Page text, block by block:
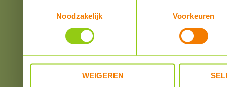
informatie die u aan ze
verzameld op basis van
Noodzakelijk
Voorkeuren
WEIGEREN